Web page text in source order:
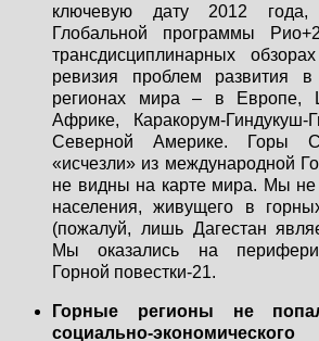
ключевую дату 2012
Глобальной программы
трансдисциплинарных
ревизия проблем развития
регионах мира – в Европе,
Африке, Каракорум-
Северной Америке. Горы
«исчезли» из международной
не видны на карте мира. Мы не
населения, живущего в
(пожалуй, лишь Дагестан
Мы оказались на
Горной повестки-21.
Горные регионы не
социально-